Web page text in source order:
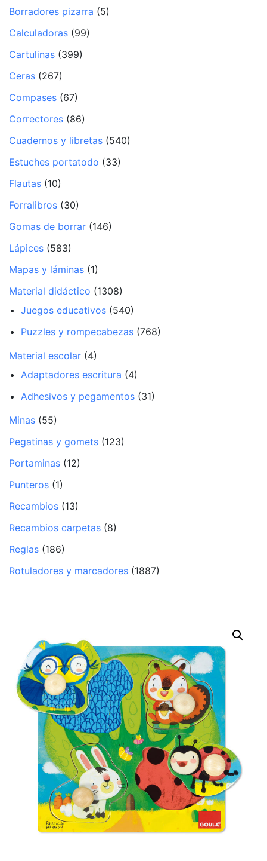
Borradores pizarra (5)
Calculadoras (99)
Cartulinas (399)
Ceras (267)
Compases (67)
Correctores (86)
Cuadernos y libretas (540)
Estuches portatodo (33)
Flautas (10)
Forralibros (30)
Gomas de borrar (146)
Lápices (583)
Mapas y láminas (1)
Material didáctico (1308)
Juegos educativos (540)
Puzzles y rompecabezas (768)
Material escolar (4)
Adaptadores escritura (4)
Adhesivos y pegamentos (31)
Minas (55)
Pegatinas y gomets (123)
Portaminas (12)
Punteros (1)
Recambios (13)
Recambios carpetas (8)
Reglas (186)
Rotuladores y marcadores (1887)